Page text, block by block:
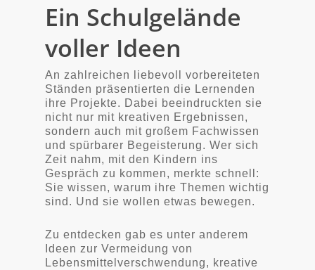
Ein Schulgelände
voller Ideen
An zahlreichen liebevoll vorbereiteten
Ständen präsentierten die Lernenden
ihre Projekte. Dabei beeindruckten sie
nicht nur mit kreativen Ergebnissen,
sondern auch mit großem Fachwissen
und spürbarer Begeisterung. Wer sich
Zeit nahm, mit den Kindern ins
Gespräch zu kommen, merkte schnell:
Sie wissen, warum ihre Themen wichtig
sind. Und sie wollen etwas bewegen.
Zu entdecken gab es unter anderem
Ideen zur Vermeidung von
Lebensmittelverschwendung, kreative